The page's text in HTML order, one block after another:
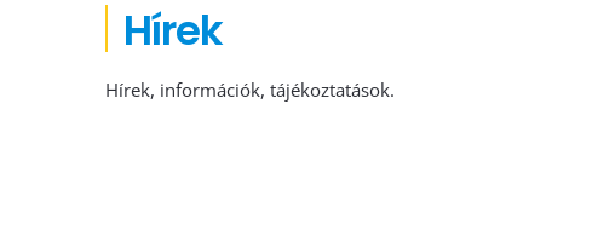
Hírek
Hírek, információk, tájékoztatások.